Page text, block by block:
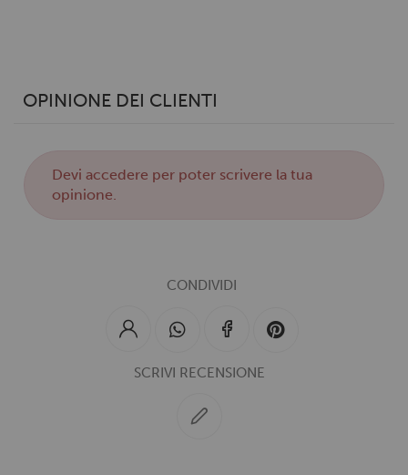
informazioni sul modo in cui utilizzi il nostro sito con i
pubblicità e social media, i quali potrebbero combinarle
con altre informazioni che hai fornito loro o che hanno
raccolto dal tuo utilizzo dei loro servizi.
OPINIONE DEI CLIENTI
Deviaccedere per poter scrivere la tua
opinione.
CONDIVIDI
SCRIVI RECENSIONE